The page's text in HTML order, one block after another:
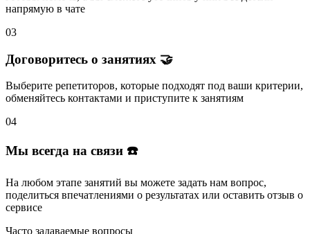
напрямую в чате
03
Договоритесь о занятиях 🤝
Выберите репетиторов, которые подходят под ваши критерии,
обменяйтесь контактами и приступите к занятиям
04
Мы всегда на связи ☎️
На любом этапе занятий вы можете задать нам вопрос,
поделиться впечатлениями о результатах или оставить отзыв о
сервисе
Часто задаваемые вопросы